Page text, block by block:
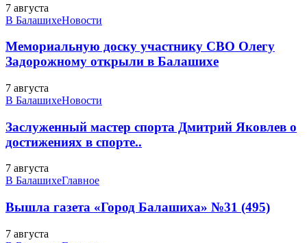
7 августа
В БалашихеНовости
Мемориальную доску участнику СВО Олегу
Задорожному открыли в Балашихе
7 августа
В БалашихеНовости
Заслуженный мастер спорта Дмитрий Яковлев о
достижениях в спорте..
7 августа
В БалашихеГлавное
Вышла газета «Город Балашиха» №31 (495)
7 августа